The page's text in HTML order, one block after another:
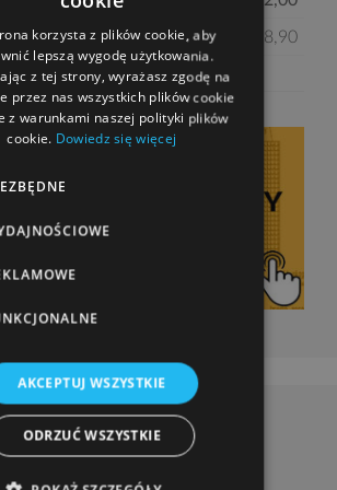
28,90
korzysta z plików cookie, aby
lepszą wygodę użytkowania.
z tej strony, wyrażasz zgodę na
przez nas wszystkich plików cookie
z warunkami naszej polityki plików
cookie. Dowiedz się więcej
AKCEPTUJ WSZYSTKIE
ODRZUĆ WSZYSTKIE